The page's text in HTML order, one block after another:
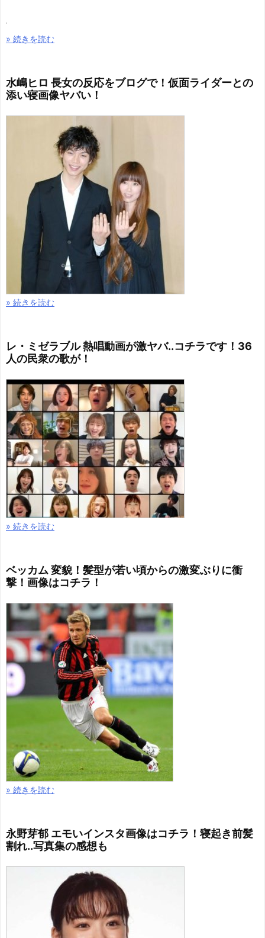
» 続きを読む
水嶋ヒロ 長女の反応をブログで！仮面ライダーとの
添い寝画像ヤバい！
» 続きを読む
レ・ミゼラブル 熱唱動画が激ヤバ..コチラです！36
人の民衆の歌が！
» 続きを読む
ベッカム 変貌！髪型が若い頃からの激変ぶりに衝
撃！画像はコチラ！
» 続きを読む
永野芽郁 エモいインスタ画像はコチラ！寝起き前髪
割れ..写真集の感想も